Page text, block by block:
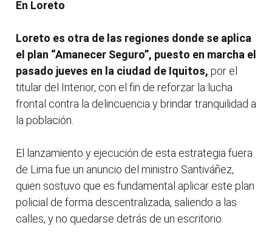
En Loreto
Loreto es otra de las regiones donde se aplica
el plan “Amanecer Seguro”, puesto en marcha el
pasado jueves en la ciudad de Iquitos, por el
titular del Interior, con el fin de reforzar la lucha
frontal contra la delincuencia y brindar tranquilidad a
la población.
El lanzamiento y ejecución de esta estrategia fuera
de Lima fue un anuncio del ministro Santiváñez,
quien sostuvo que es fundamental aplicar este plan
policial de forma descentralizada, saliendo a las
calles, y no quedarse detrás de un escritorio.